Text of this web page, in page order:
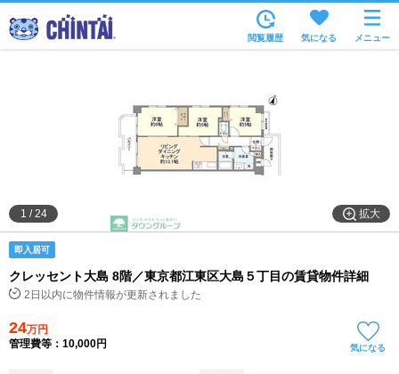
家賃相場から
通勤通学時間から
閲覧履歴 気になる メニュー
拡大
1 /24
即入居可
クレッセント大島 8階／東京都江東区大島５丁目の賃貸物件詳細
2日以内に物件情報が更新されました
24万円
管理費等：10,000円
気になる